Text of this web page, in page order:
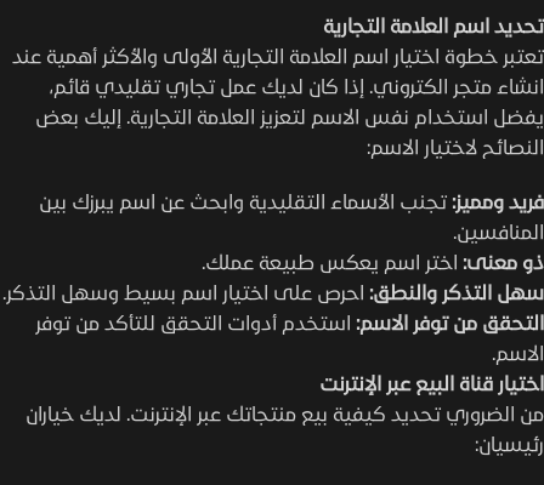
تحديد اسم العلامة التجارية
تعتبر خطوة اختيار اسم العلامة التجارية الأولى والأكثر أهمية عند
انشاء متجر الكتروني. إذا كان لديك عمل تجاري تقليدي قائم،
يفضل استخدام نفس الاسم لتعزيز العلامة التجارية. إليك بعض
النصائح لاختيار الاسم:
فريد ومميز: تجنب الأسماء التقليدية وابحث عن اسم يبرزك بين
المنافسين.
ذو معنى: اختر اسم يعكس طبيعة عملك.
سهل التذكر والنطق: احرص على اختيار اسم بسيط وسهل التذكر.
التحقق من توفر الاسم: استخدم أدوات التحقق للتأكد من توفر
الاسم.
اختيار قناة البيع عبر الإنترنت
من الضروري تحديد كيفية بيع منتجاتك عبر الإنترنت. لديك خياران
رئيسيان: